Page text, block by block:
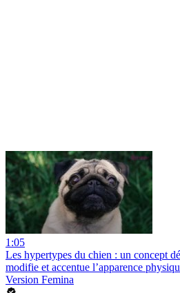
1:05
Les hypertypes du chien : un concept
modifie et accentue l’apparence
Version Femina